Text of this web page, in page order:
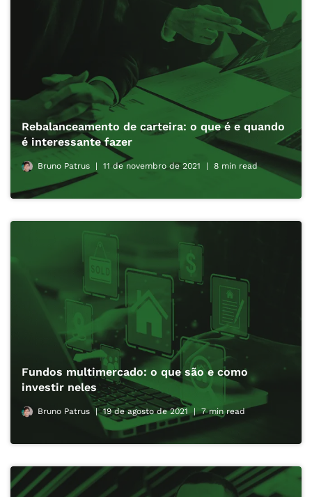
Rebalanceamento de carteira: o que é e quando
é interessante fazer
Bruno Patrus 11 de novembro de 2021 8 min read
Fundos multimercado: o que são e como
investir neles
Bruno Patrus 19 de agosto de 2021 7 min read